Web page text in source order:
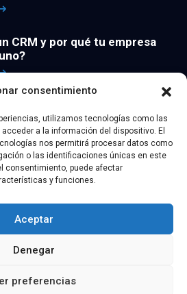
consentimiento
utilizamos tecnologías como las
a la información del dispositivo. El
nos permitirá procesar datos como
o las identificaciones únicas en este
consentimiento, puede afectar
y funciones.
Aceptar
Denegar
preferencias
CRM y por qué tu empresa
TECHNOLOGY| Todos los
de
Aviso